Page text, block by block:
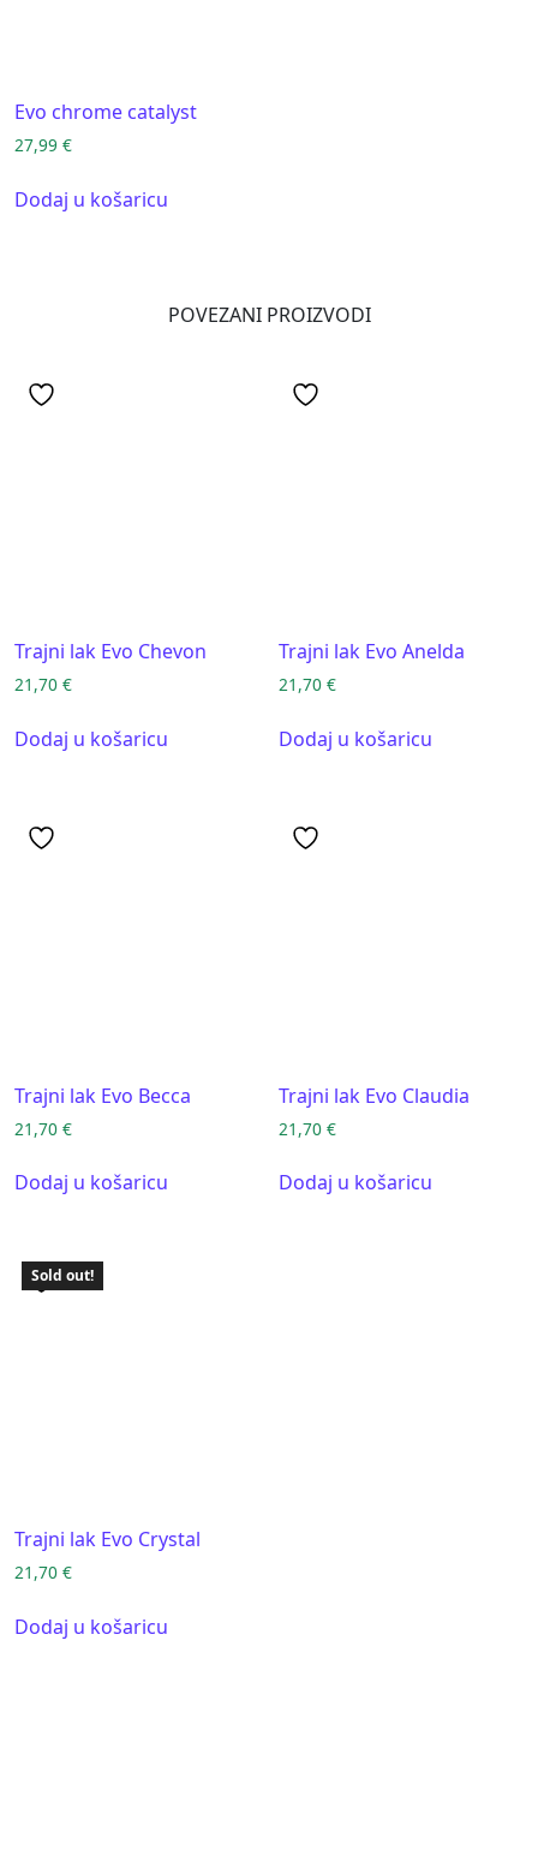
Evo chrome catalyst
27,99 €
Dodaj u košaricu
POVEZANI PROIZVODI
Trajni lak Evo Chevon
21,70 €
Dodaj u košaricu
Trajni lak Evo Anelda
21,70€
Dodaj u košaricu
Trajni lak Evo Becca
21,70 €
Dodaj u košaricu
Trajni lak Evo Claudia
21,70€
Dodaj u košaricu
Sold out!
Trajni lak Evo Crystal
21,70 €
Dodaj u košaricu